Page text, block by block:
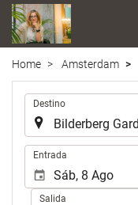
Home Amsterdam
Introduzca
lugar
de
destino
en
Destino
Introduzca
las
fechas
Entrada
Salida